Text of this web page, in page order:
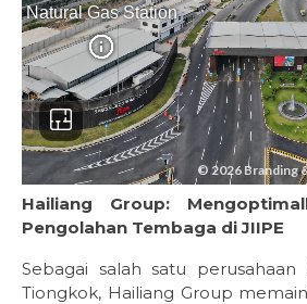
Hailiang Group:
Pengolahan Tembaga di JIIPE
Sebagai salah satu
Tiongkok, Hailiang Group